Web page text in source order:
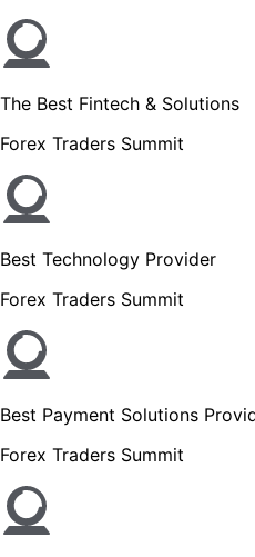
The Best Fintech & Solutions
Forex Traders Summit
Best Technology Provider
Forex Traders Summit
Best Payment Solutions
Forex Traders Summit